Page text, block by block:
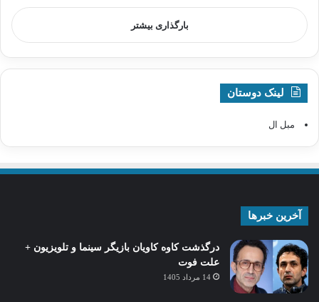
بارگذاری بیشتر
لینک دوستان
مبل ال
آخرین خبرها
درگذشت کاوه کاویان بازیگر سینما و تلویزیون +
علت فوت
14 مرداد 1405